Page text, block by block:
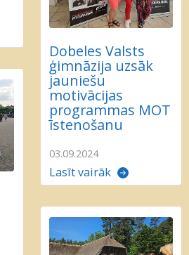
Dobeles Valsts
ģimnāzija uzsāk
jauniešu
motivācijas
programmas MOT
īstenošanu
03.09.2024
Lasīt vairāk